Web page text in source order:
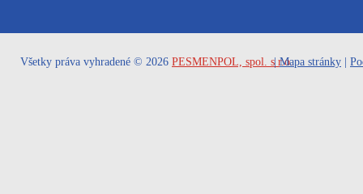
Všetky práva vyhradené © 2026 PESMENPOL, spol. s r.o.
|Mapa stránky